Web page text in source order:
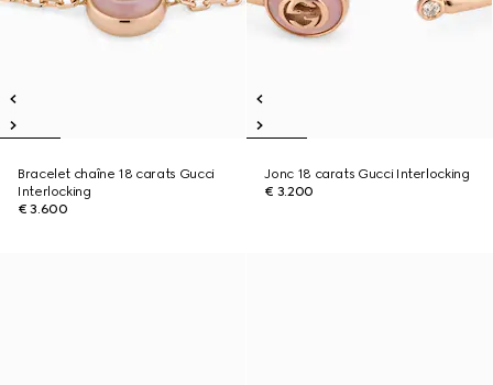
Bracelet chaîne 18 carats Gucci
Interlocking
€ 3.600
Jonc 18 carats Gucci Interlocking
€ 3.200